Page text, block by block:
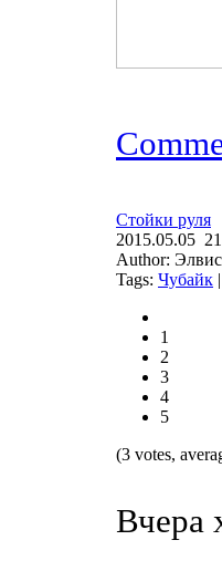
Стойки руля
2015.05.05
Author: Элвис
Tags: Чубайк |
1
2
3
4
5
(3 votes,
Вчера